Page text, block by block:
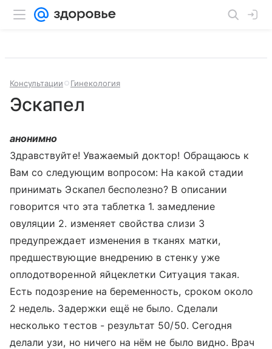
Консультации Гинекология
Эскапел
анонимно
Здравствуйте! Уважаемый доктор! Обращаюсь к
Вам со следующим вопросом: На какой стадии
принимать Эскапел бесполезно? В описании
говорится что эта таблетка 1. замедление
овуляции 2. изменяет свойства слизи 3
предупреждает изменения в тканях матки,
предшествующие внедрению в стенку уже
оплодотворенной яйцеклетки Ситуация такая.
Есть подозрение на беременность, сроком около
2 недель. Задержки ещё не было. Сделали
несколько тестов - результат 50/50. Сегодня
делали узи, но ничего на нём не было видно. Врач